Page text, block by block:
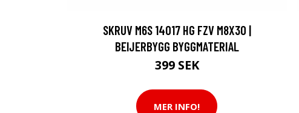
SKRUV M6S 14017 HG FZV M8X30 |
BEIJERBYGG BYGGMATERIAL
399 SEK
MER INFO!